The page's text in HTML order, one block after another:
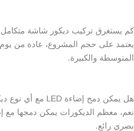
كم يستغرق تركيب ديكور شاشة
يعتمد على حجم المشروع، عادة من يوم
المتوسطة والكبيرة.
هل يمكن دمج إضاءة LED مع أي نوع ديكور؟
بصري رائع.